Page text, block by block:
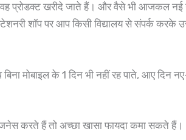
वह प्रोडक्ट खरीदे जाते हैं। और वैसे भी आजकल
शॉप पर आप किसी विद्यालय से संपर्क करके
मोबाइल के 1 दिन भी नहीं रह पाते, आए दिन
करते हैं तो अच्छा खासा फायदा कमा सकते हैं।